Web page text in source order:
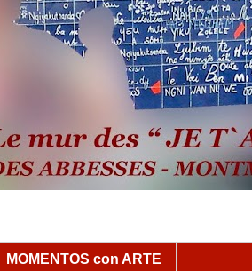
MOMENTOS con ARTE